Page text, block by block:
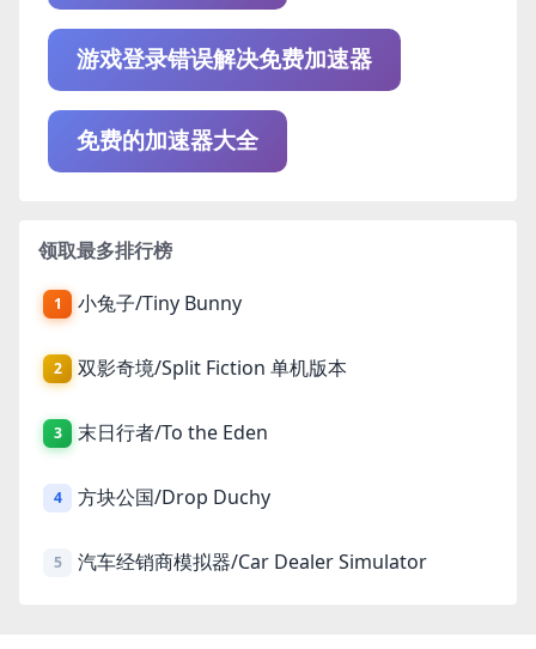
游戏登录错误解决免费加速器
免费的加速器大全
领取最多排行榜
1 小兔子/Tiny Bunny
2 双影奇境/Split Fiction 单机版本
3 末日行者/To the Eden
4 方块公国/Drop Duchy
5 汽车经销商模拟器/Car Dealer Simulator